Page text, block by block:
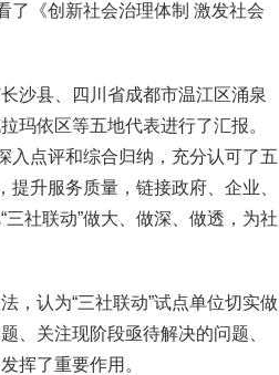
了《创新社会治理体制 激发社会
沙县、四川省成都市温江区涌泉
玛依区等五地代表进行了汇报。
入点评和综合归纳，充分认可了五
升服务质量，链接政府、企业、
社联动”做大、做深、做透，为社
，认为“三社联动”试点单位切实做
、关注现阶段亟待解决的问题、
挥了重要作用。